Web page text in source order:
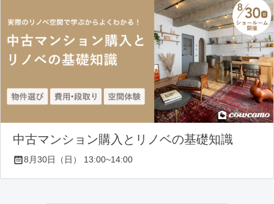
中古マンション購入とリノベの基礎知識
8月30日（日） 13:00~14:00